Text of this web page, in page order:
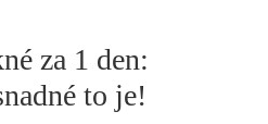
za 1 den:
to je!